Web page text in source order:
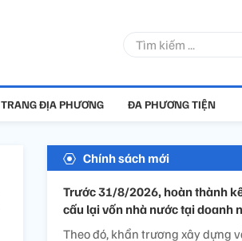
TRANG ĐỊA PHƯƠNG ĐA PHƯƠNG TIỆN
Chính sách mới
Trước 31/8/2026, hoàn thành
cấu lại vốn nhà nước tại doanh
Theo đó, khẩn trương xây dựng